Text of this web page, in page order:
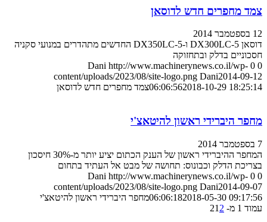
צמד מחפרים חדש לדוסאן
12 בספטמבר 2014
דוסאן DX300LC-5 ו-DX350LC-5 החדשים מתהדרים במנועי סקניה
חסכוניים בדלק ובתחזוקה
0
0
Dani http://www.machinerynews.co.il/wp-
content/uploads/2023/08/site-logo.png Dani2014-09-12
06:06:562018-10-29 18:25:14 צמד מחפרים חדש לדוסאן
מחפר היברידי ראשון להיטאצ'י
7 בספטמבר 2014
המחפר ההיברידי ראשון של הענק הכתום יציע יותר מ-30% חיסכון
בצריכת הדלק וכבונוס: תחושה של מבט אל העתיד בתחום
0
0
Dani http://www.machinerynews.co.il/wp-
content/uploads/2023/08/site-logo.png Dani2014-09-07
06:06:182018-05-30 09:17:56
מחפר היברידי ראשון להיטאצ'י
עמוד 1 מ- 2
1 2